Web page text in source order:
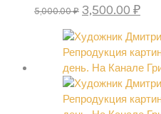
5,000.00 ₽ Original
was:
5,000.00 ₽.
3,500.00 ₽
is: